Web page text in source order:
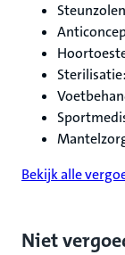
Bekijk alle
Niet